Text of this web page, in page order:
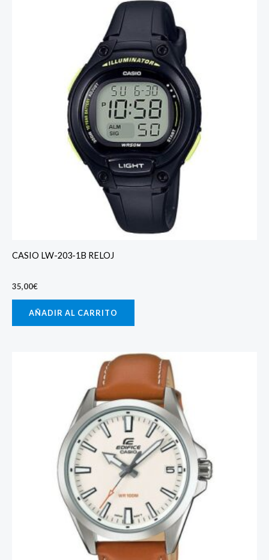
CASIO LW-203-1B RELOJ
35,00€
AÑADIR AL CARRITO